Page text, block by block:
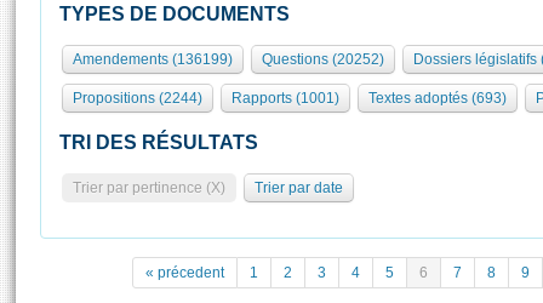
Présidence
577 députés
Groupes politiques
Séance publique
Commissions et autres organes
Europe et International
Pétitions
Rôle et pouvoirs de l'Assemblée
Organisation de l'Assemblée
Présidence Conférence des Présidents Bureau Collège des
Statistiques et chiffres clés
Documents de référence
( Constitution | Règlement de l'Assemblée ... )
Visiter l'Assemblée
Visite virtuelle du palais Bourbon
Assister à une séance
La Bibliothèque
TYPES DE DOCUMENTS
Amendements (136199) Questions (20252) Dossiers législatifs
Propositions (2244) Rapports (1001) Textes adoptés (693)
TRI DES RÉSULTATS
Trier par pertinence (X) Trier par date
« précedent 1 2 3 4 5 6 7 8 9